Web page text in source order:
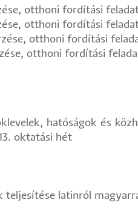
otthoni fordítási
otthoni fordítási
otthoni fordítási
otthoni fordítási
hatóságok és
oktatási hét
teljesítése latinról